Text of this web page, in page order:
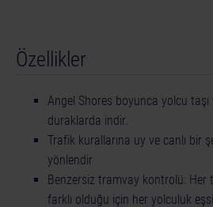
Özellikler
Angel Shores boyunca yolcu taşı
duraklarda indir.
Trafik kurallarına uy ve canlı bir
yönlendir
Benzersiz tramvay kontrolü: Her
farklı olduğu için her yolculuk